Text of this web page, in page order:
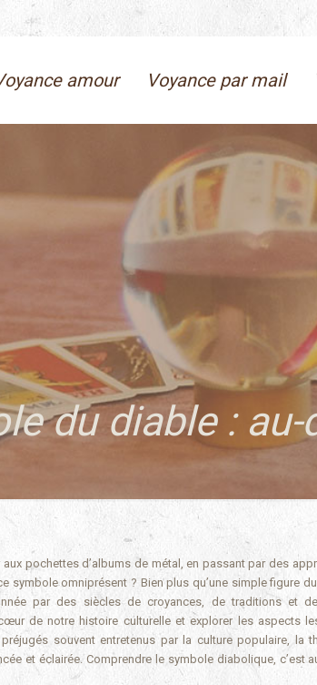
amour Voyance par mail
du diable :
symbole omniprésent ? Bien plus qu’une simple figure
par des siècles de croyances, de traditions et
de notre histoire culturelle et explorer les aspects
souvent entretenus par la culture populaire, la
et éclairée. Comprendre le symbole diabolique, c’est